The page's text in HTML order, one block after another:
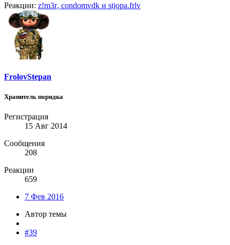
Реакции: z!m3r, condomvdk и stjopa.frlv
FrolovStepan
Хранитель порядка
Регистрация
15 Авг 2014
Сообщения
208
Реакции
659
7 Фев 2016
Автор темы
#39